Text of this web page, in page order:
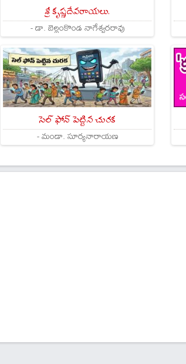
శ్రీ కృష్ణదేవరాయలు.
- డా. బెల్లంకొండ నాగేశ్వరరావు
సెల్ ఫోన్ పెట్టిన చురక
- మండా. సూర్యనారాయణ